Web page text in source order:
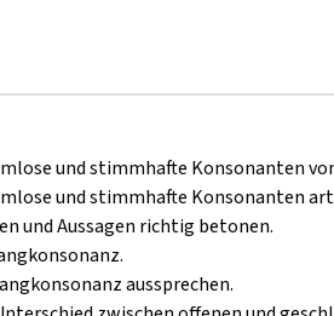
und stimmhafte Konsonanten
und stimmhafte Konsonanten
und Aussagen richtig betonen.
aussprechen.